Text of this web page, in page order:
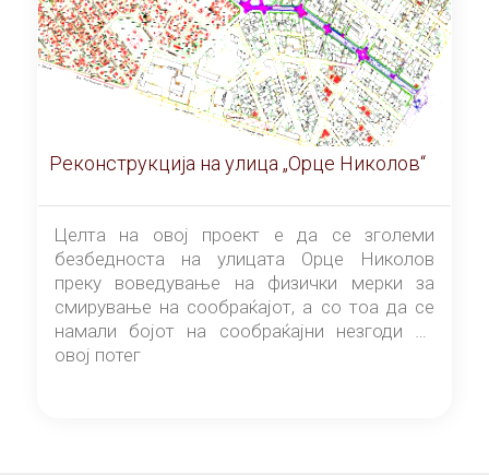
Реконструкција на улица „Орце Николов“
Целта на овој проект е да се зголеми
безбедноста на улицата Орце Николов
преку воведување на физички мерки за
смирување на сообраќајот, а со тоа да се
намали бојот на сообраќајни незгоди на
овој потег